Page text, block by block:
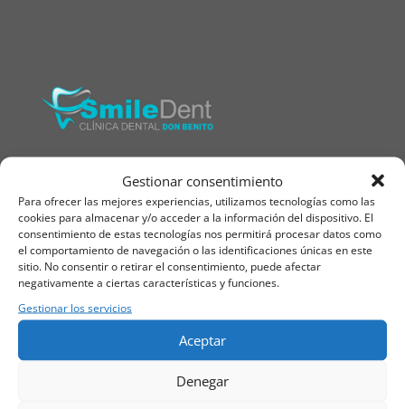
Gestionar consentimiento
Para ofrecer las mejores experiencias, utilizamos tecnologías como las
cookies para almacenar y/o acceder a la información del dispositivo. El
consentimiento de estas tecnologías nos permitirá procesar datos como
el comportamiento de navegación o las identificaciones únicas en este
sitio. No consentir o retirar el consentimiento, puede afectar
negativamente a ciertas características y funciones.
Gestionar los servicios
Aceptar
Denegar
924 369 131 | 645 602 189
info.donbenito@smile-dent.es
Av. de la Constitución, 50, 06400 Don Benito, Badajoz